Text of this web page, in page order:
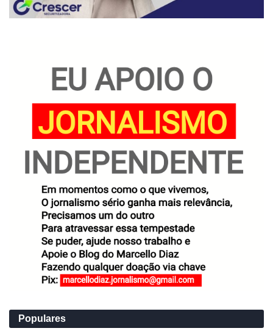
Populares